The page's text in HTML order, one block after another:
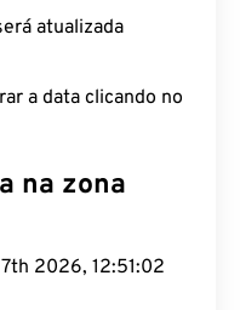
atualizada
a data clicando no
na zona
2026, 12:51:03